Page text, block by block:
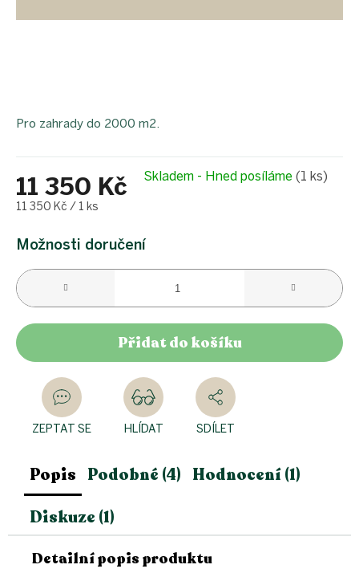
11 350 Kč
Měrná
11 350 Kč / 1 ks
Skladem - Hned posíláme (1 ks)
Možnosti doručení
Přidat do košíku
Pro zahrady do 2000 m2.
ZEPTAT SE HLÍDAT SDÍLET
Popis Podobné (4) Hodnocení (1)
Diskuze (1)
Detailní popis produktu